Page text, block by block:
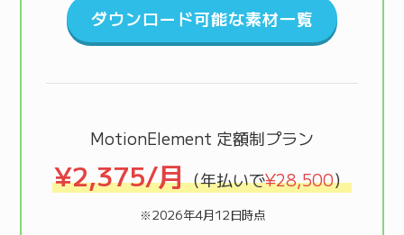
ダウンロード可能な素材一覧
MotionElement 定額制プラン
¥2,375/月（年払いで¥28,500）
※2026年4月12日時点